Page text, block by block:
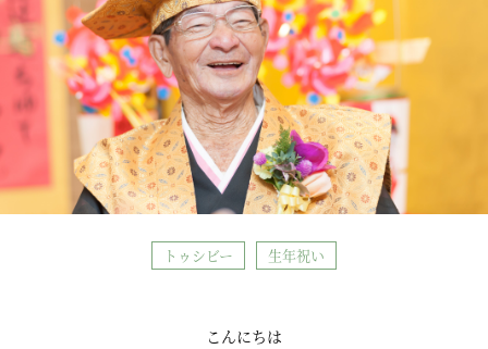
トゥシビー 生年祝い
こんにちは